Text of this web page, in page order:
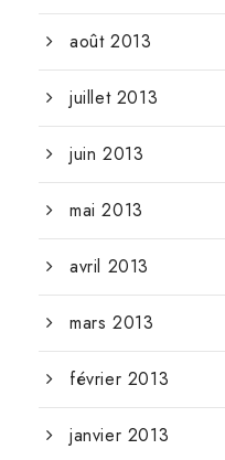
août 2013
juillet 2013
juin 2013
mai 2013
avril 2013
mars 2013
février 2013
janvier 2013